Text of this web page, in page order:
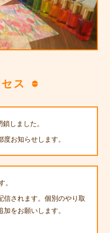
ス
しました。
お知らせします。
されます。個別のやり取
をお願いします。